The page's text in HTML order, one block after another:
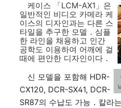
케이스 「LCM-AX1」은
일반적인 비디오 카메라 케
이스의 디자인과는 다른 스
타일을 추구한 모델．심플
한 라인을 채용하고 인간
공학도 이용하여 어깨에 걸
때에 편안한 디자인이다．
신 모델을 포함해 HDR-
CX120, DCR-SX41, DCR-
SR87의 수납도 가능．칼라